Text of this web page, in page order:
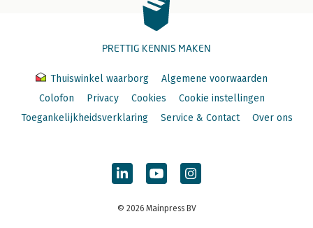
PRETTIG KENNIS MAKEN
Thuiswinkel waarborg
Algemene voorwaarden
Colofon
Privacy Cookies
Cookie instellingen
Toegankelijkheidsverklaring
Service & Contact Over ons
© 2026 Mainpress BV